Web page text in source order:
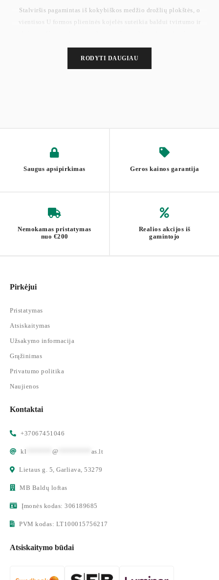
Stalviršis pagamintas iš kokybiškos medžio drožlių plokštės, o
vientisos U formos plieninės kojelės suteikia baldui tvirtumo ir
priderinamas prie įvairių interjero stilių.
Audinio krepšelio matmenys: 71,5 cm skersmuo, 15 cm aukštis
Maksimali stalviršio apkrova: 40 kg
RODYTI DAUGIAU
Saugus apsipirkimas Geros kainos garantija
Nemokamas pristatymas
nuo €200
Realios akcijos iš
gamintojo
Pirkėjui
Pristatymas
Atsiskaitymas
Užsakymo informacija
Grąžinimas
Privatumo politika
Naujienos
Kontaktai
+37067451046
kl @ as.lt
Lietaus g. 5, Garliava, 53279
MB Baldų loftas
Įmonės kodas: 306189685
PVM kodas: LT100015756217
Atsiskaitymo būdai